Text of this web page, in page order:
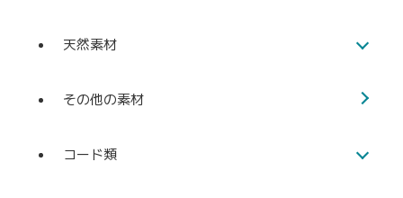
天然素材
その他の素材
コード類